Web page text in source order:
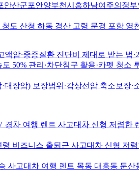
산군포안양부천시흥하남여주의정
도 산청 하동 경산 고령 문경 포항 영
암·중증질환 진단비 제대로 받는 법
50% 관리·차단침구 활용·카펫 청
장암) 보장범위·갑상선암 축소보장
차 여행 렌트 사고대차 신형 저렴
비즈니스 출퇴근 사고대차 신형 저
사고대차 여행 렌트 목동 대흥동 둔